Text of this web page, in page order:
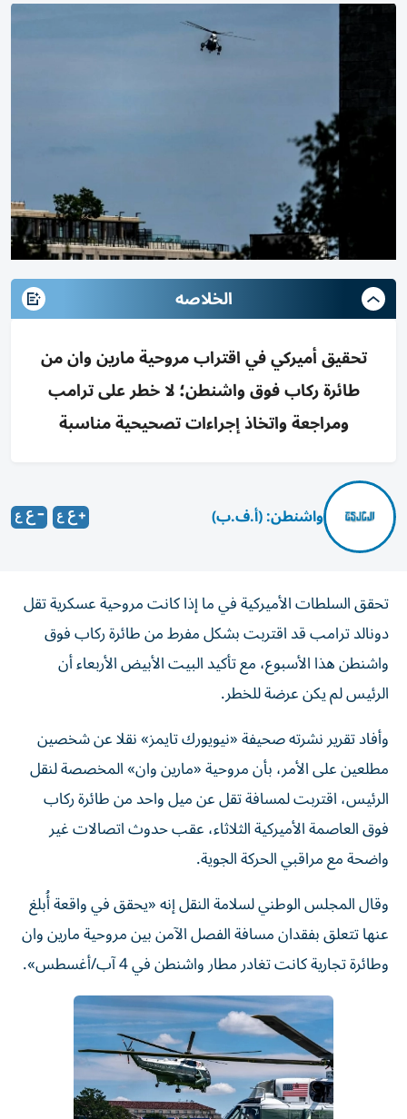
الخلاصه
تحقيق أميركي في اقتراب مروحية مارين وان من
طائرة ركاب فوق واشنطن؛ لا خطر على ترامب
ومراجعة واتخاذ إجراءات تصحيحية مناسبة
واشنطن: (أ.ف.ب)
تحقق السلطات الأميركية في ما إذا كانت مروحية عسكرية تقل
دونالد ترامب قد اقتربت بشكل مفرط من طائرة ركاب فوق
واشنطن هذا الأسبوع، مع تأكيد البيت الأبيض الأربعاء أن
الرئيس لم يكن عرضة للخطر.
وأفاد تقرير نشرته صحيفة «نيويورك تايمز» نقلا عن شخصين
مطلعين على الأمر، بأن مروحية «مارين وان» المخصصة لنقل
الرئيس، اقتربت لمسافة تقل عن ميل واحد من طائرة ركاب
فوق العاصمة الأميركية الثلاثاء، عقب حدوث اتصالات غير
واضحة مع مراقبي الحركة الجوية.
وقال المجلس الوطني لسلامة النقل إنه «يحقق في واقعة أُبلغ
عنها تتعلق بفقدان مسافة الفصل الآمن بين مروحية مارين وان
وطائرة تجارية كانت تغادر مطار واشنطن في 4 آب/أغسطس».